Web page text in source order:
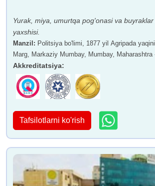
Yurak, miya, umurtqa pog'onasi va
yaxshisi.
Manzil : Politsiya bo'limi, 1877 yil Agripada
Marg, Markaziy Mumbay, Mumbay, Maharashtra
Akkreditatsiya:
Tafsilotlarni ko'rish